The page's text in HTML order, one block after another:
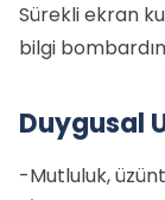
Sürekli ekran
bilgi
Duygusal
-Mutluluk,